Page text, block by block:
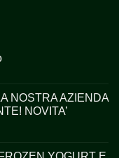
NOSTRA AZIENDA
NOVITA’